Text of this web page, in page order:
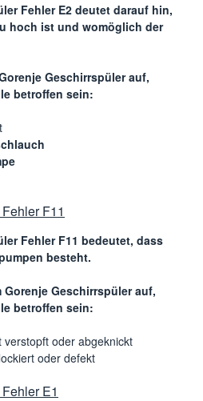
Fehler E2 deutet darauf hin,
hoch ist und womöglich der
Geschirrspüler auf,
betroffen sein:
F11
Fehler F11 bedeutet, dass
besteht.
Gorenje Geschirrspüler auf,
betroffen sein:
verstopft oder abgeknickt
oder defekt
E1